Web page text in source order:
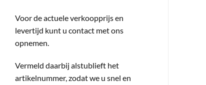
Voor de actuele verkoopprijs en
levertijd kunt u contact met ons
opnemen.
Vermeld daarbij alstublieft het
artikelnummer, zodat we u snel en